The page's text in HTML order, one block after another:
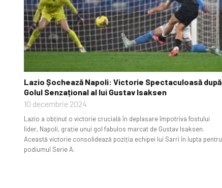
Lazio Șochează Napoli: Victorie Spectaculoasă după
Golul Senzațional al lui Gustav Isaksen
10 decembrie 2024
Lazio a obținut o victorie crucială în deplasare împotriva fostului
lider, Napoli, grație unui gol fabulos marcat de Gustav Isaksen.
Această victorie consolidează poziția echipei lui Sarri în lupta pentru
podiumul Serie A.